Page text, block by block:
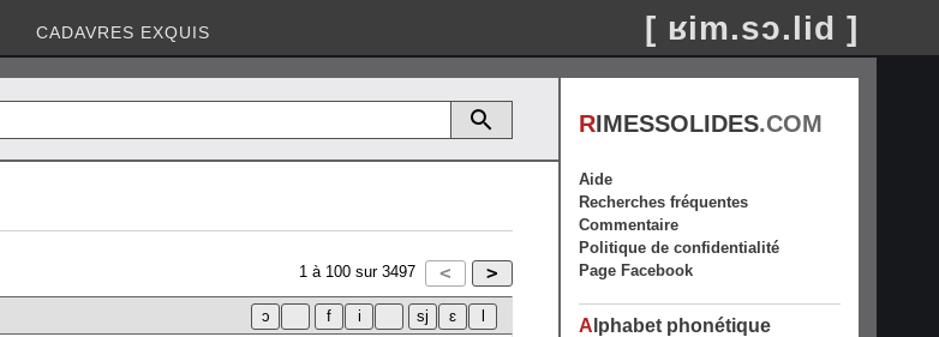
CADAVRES EXQUIS [ ʁim.sɔ.lid ]
1 à 100 sur 3497
RIMESSOLIDES.COM
Aide
Recherches fréquentes
Commentaire
Politique de confidentialité
Page Facebook
A lphabet phonétique